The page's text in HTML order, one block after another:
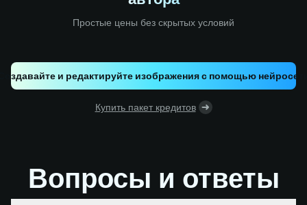
Простые цены без скрытых условий
и редактируйте изображения с помощью
Купить пакет кредитов
Вопросы и ответы